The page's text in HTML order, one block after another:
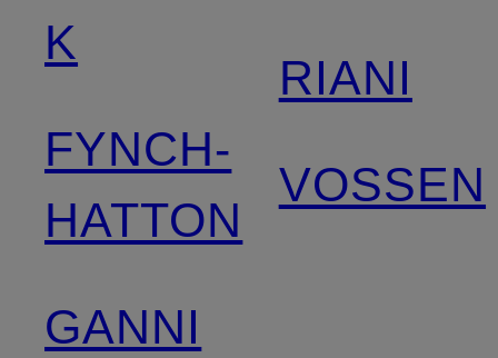
K
FYNCH-
HATTON
GANNI
RIANI
VOSSEN